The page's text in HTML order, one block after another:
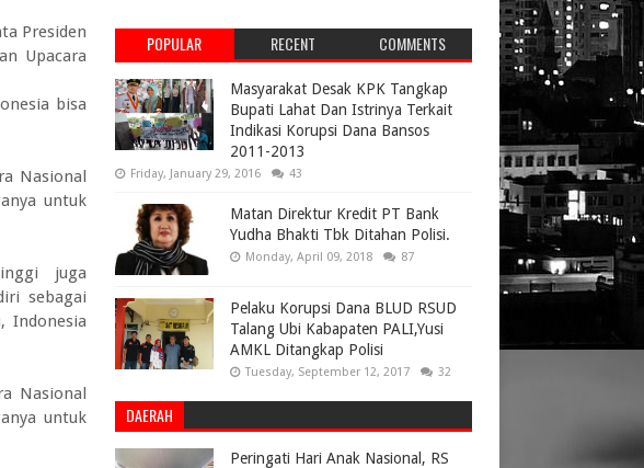
Presiden
Upacara
bisa
Nasional
untuk
juga
sebagai
Indonesia
Nasional
untuk
POPULAR RECENT COMMENTS
Masyarakat Desak KPK Tangkap
Bupati Lahat Dan Istrinya Terkait
Indikasi Korupsi Dana Bansos
2011-2013
Friday, January 29, 2016 43
Matan Direktur Kredit PT Bank
Yudha Bhakti Tbk Ditahan Polisi.
Monday, April 09, 2018 87
Pelaku Korupsi Dana BLUD RSUD
Talang Ubi Kabapaten PALI,Yusi
AMKL Ditangkap Polisi
Tuesday, September 12, 2017 32
DAERAH
Peringati Hari Anak Nasional, RS